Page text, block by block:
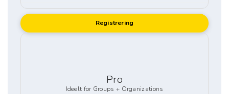
Registrering
Pro
Ideelt for Groups + Organizations